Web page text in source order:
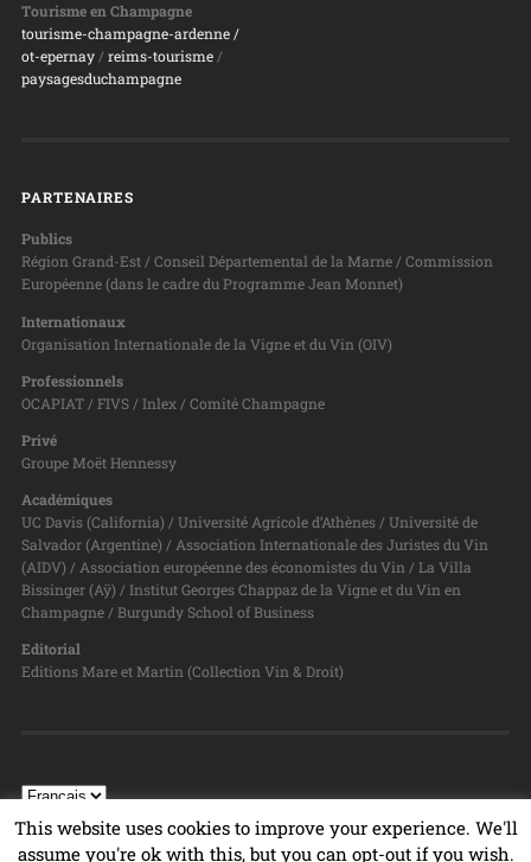
Tourisme en Champagne
tourisme-champagne-ardenne /
ot-epernay/ reims-tourisme/
paysagesduchampagne
PARTENAIRES
Publics
Région Grand-Est / Conseil Départemental de la Marne / Commission
Européenne (dans le cadre du Programme Jean Monnet)
Internationaux
Organisation Internationale de la Vigne et du Vin (OIV)
Professionnels
OCAPIAT / FIVS / Inlex / Comité Champagne
Privé
Groupe Moët Hennessy
Académiques
UC Davis (California) / Université Agricole d’Athènes / Université de
Salvador (Argentine) / Association Internationale des Juristes du Vin
(AIDV) / Association européenne des économistes du Vin / La Villa
Bissinger (Aÿ) / Institut Georges Chappaz de la Vigne et du Vin en
Champagne / Burgundy School of Business
Editorial
Editions Mare et Martin (Collection Vin & Droit)
This website uses cookies to improve your experience. We'll
assume you're ok with this, but you can opt-out if you wish.